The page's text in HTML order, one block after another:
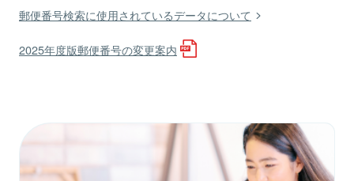
郵便番号検索に使用されているデータについて
2025年度版郵便番号の変更案内